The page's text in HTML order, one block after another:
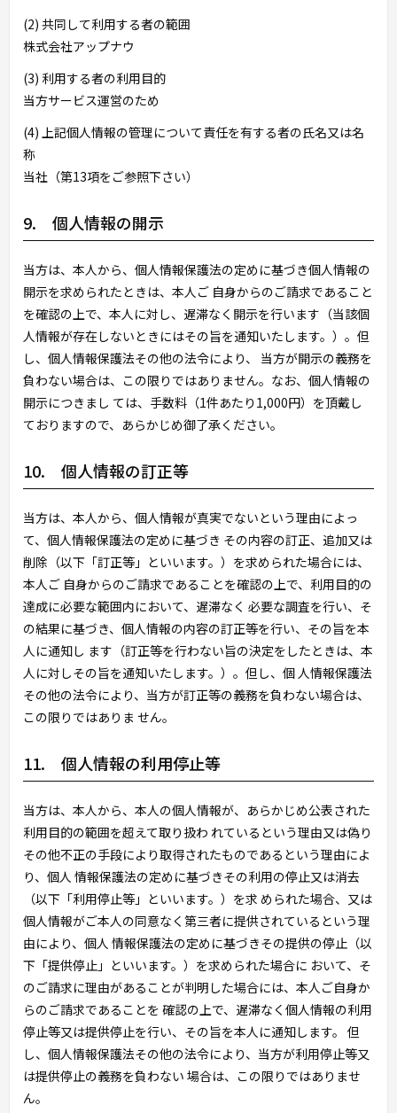
(2) 共同して利用する者の範囲
株式会社アップナウ
(3) 利用する者の利用目的
当方サービス運営のため
(4) 上記個人情報の管理について責任を有する者の氏名又は名
称
当社（第13項をご参照下さい）
9. 個人情報の開示
当方は、本人から、個人情報保護法の定めに基づき個人情報の
開示を求められたときは、本人ご 自身からのご請求であること
を確認の上で、本人に対し、遅滞なく開示を行います（当該個
人情報が存在しないときにはその旨を通知いたします。）。但
し、個人情報保護法その他の法令により、 当方が開示の義務を
負わない場合は、この限りではありません。なお、個人情報の
開示につきまし ては、手数料（1件あたり1,000円）を頂戴し
ておりますので、あらかじめ御了承ください。
10. 個人情報の訂正等
当方は、本人から、個人情報が真実でないという理由によっ
て、個人情報保護法の定めに基づき その内容の訂正、追加又は
削除（以下「訂正等」といいます。）を求められた場合には、
本人ご 自身からのご請求であることを確認の上で、利用目的の
達成に必要な範囲内において、遅滞なく 必要な調査を行い、そ
の結果に基づき、個人情報の内容の訂正等を行い、その旨を本
人に通知し ます（訂正等を行わない旨の決定をしたときは、本
人に対しその旨を通知いたします。）。但し、個 人情報保護法
その他の法令により、当方が訂正等の義務を負わない場合は、
この限りではありま せん。
11. 個人情報の利用停止等
当方は、本人から、本人の個人情報が、あらかじめ公表された
利用目的の範囲を超えて取り扱わ れているという理由又は偽り
その他不正の手段により取得されたものであるという理由によ
り、個人 情報保護法の定めに基づきその利用の停止又は消去
（以下「利用停止等」といいます。）を求 められた場合、又は
個人情報がご本人の同意なく第三者に提供されているという理
由により、個人 情報保護法の定めに基づきその提供の停止（以
下「提供停止」といいます。）を求められた場合に おいて、そ
のご請求に理由があることが判明した場合には、本人ご自身か
らのご請求であることを 確認の上で、遅滞なく個人情報の利用
停止等又は提供停止を行い、その旨を本人に通知します。 但
し、個人情報保護法その他の法令により、当方が利用停止等又
は提供停止の義務を負わない 場合は、この限りではありませ
ん。